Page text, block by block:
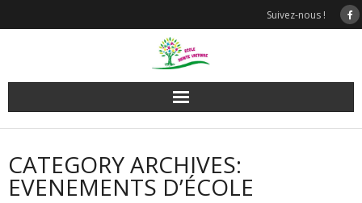
Suivez-nous !
CATEGORY ARCHIVES:
EVENEMENTS D’ÉCOLE